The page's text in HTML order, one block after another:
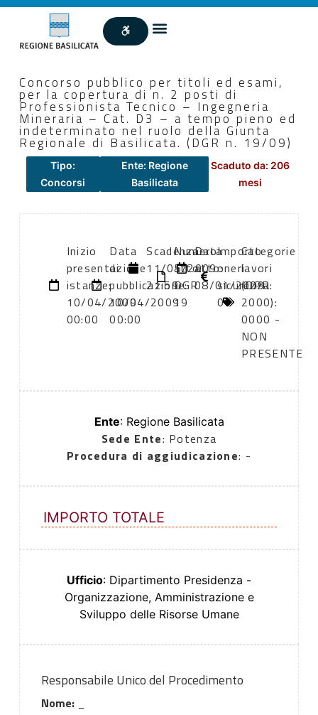
Concorso pubblico per titoli ed esami,
per la copertura di n. 2 posti di
Professionista Tecnico – Ingegneria
Mineraria – Cat. D3 – a tempo pieno ed
indeterminato nel ruolo della Giunta
Regionale di Basilicata. (DGR n. 19/09)
Tipo:
Concorsi
Ente: Regione
Basilicata
Scaduto da: 206
mesi
Inizio
presentazione
istanze:
10/04/2009
00:00
Data
di
pubblicazione:
10/04/2009
00:00
Scadenza:
11/05/2009
21:59
Numero
atto:
DGR
19
Data
atto:
08/01/2009
Importo
oneri
sicurezza:
0
Categorie
lavori
(DPR
2000):
0000 -
NON
PRESENTE
Ente: Regione Basilicata
Sede Ente: Potenza
Procedura di aggiudicazione: -
IMPORTO TOTALE
Ufficio: Dipartimento Presidenza -
Organizzazione, Amministrazione e
Sviluppo delle Risorse Umane
Responsabile Unico del Procedimento
Nome:_